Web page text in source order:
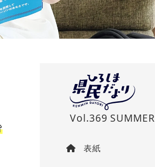
Vol.369 SUMMER
表紙